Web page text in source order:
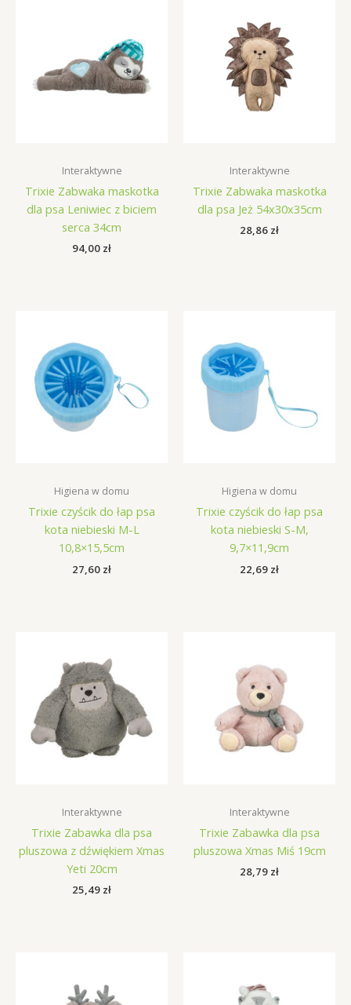
Interaktywne
Trixie Zabwaka maskotka
dla psa Leniwiec z biciem
serca 34cm
94,00 zł
Interaktywne
Trixie Zabwaka maskotka
dla psa Jeż 54x30x35cm
28,86 zł
Higiena w domu
Trixie czyścik do łap psa
kota niebieski M-L
10,8×15,5cm
27,60 zł
Higiena w domu
Trixie czyścik do łap psa
kota niebieski S-M,
9,7×11,9cm
22,69 zł
Interaktywne
Trixie Zabawka dla psa
pluszowa z dźwiękiem Xmas
Yeti 20cm
25,49 zł
Interaktywne
Trixie Zabawka dla psa
pluszowa Xmas Miś 19cm
28,79 zł